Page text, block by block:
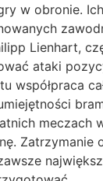
w obronie.
Lienhart,
ataki
współpraca
meczach
Zatrzymanie